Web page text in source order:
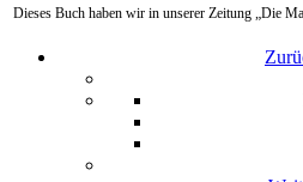
Dieses Buch haben wir in unserer Zeitung „Die